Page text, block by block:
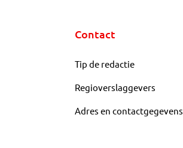
Contact
Tip de redactie
Regioverslaggevers
Adres en contactgegevens